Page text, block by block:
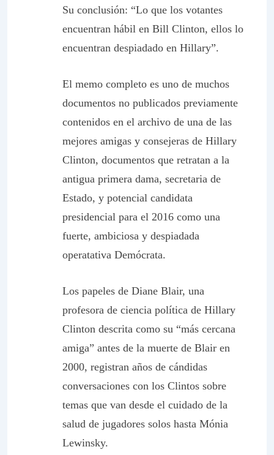
Su conclusión: “Lo que los votantes
encuentran hábil en Bill Clinton, ellos lo
encuentran despiadado en Hillary”.
El memo completo es uno de muchos
documentos no publicados previamente
contenidos en el archivo de una de las
mejores amigas y consejeras de Hillary
Clinton, documentos que retratan a la
antigua primera dama, secretaria de
Estado, y potencial candidata
presidencial para el 2016 como una
fuerte, ambiciosa y despiadada
operatativa Demócrata.
Los papeles de Diane Blair, una
profesora de ciencia política de Hillary
Clinton descrita como su “más cercana
amiga” antes de la muerte de Blair en
2000, registran años de cándidas
conversaciones con los Clintos sobre
temas que van desde el cuidado de la
salud de jugadores solos hasta Mónia
Lewinsky.